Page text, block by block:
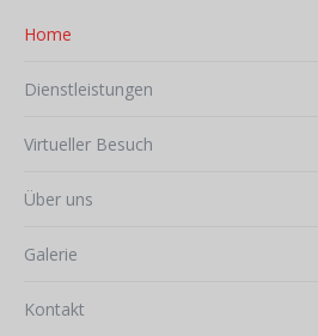
Home
Dienstleistungen
Virtueller Besuch
Über uns
Galerie
Kontakt